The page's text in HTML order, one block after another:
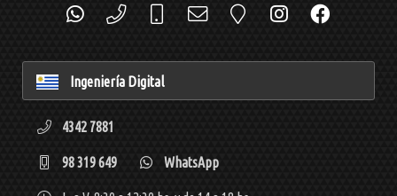
Ingeniería Digital
4342 7881
98 319 649 WhatsApp